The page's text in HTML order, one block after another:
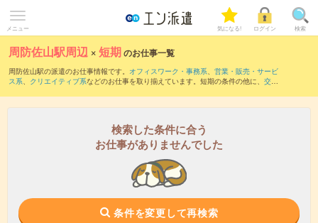
メニュー 気になる! ログイン 検索
周防佐山駅周辺 ×短期のお仕事一覧
周防佐山駅の派遣のお仕事情報です。 オフィスワーク・事務系、 営業・販売・サービ
ス系、 クリエイティブ系などのお仕事を取り揃えています。短期の条件の他に、 交通
検索した条件に合う
お仕事がありませんでした
条件を変更して再検索